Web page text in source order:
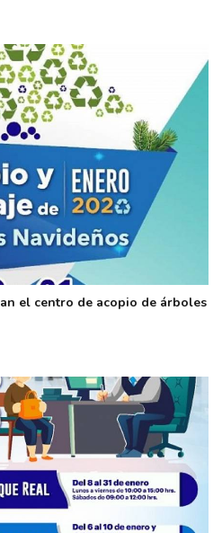
el centro de acopio de árboles